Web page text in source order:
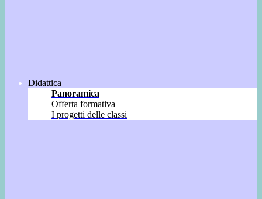
Didattica
Panoramica
Offerta formativa
I progetti delle classi